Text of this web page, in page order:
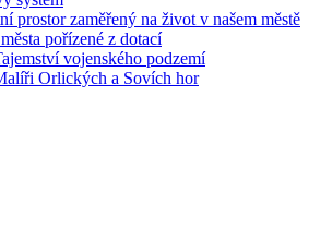
prostor zaměřený na život v našem městě
pořízené z dotací
vojenského podzemí
Orlických a Sovích hor